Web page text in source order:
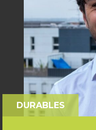
DURABLES